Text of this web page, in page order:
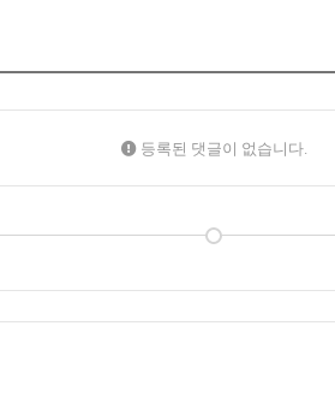
등록된 댓글이 없습니다.